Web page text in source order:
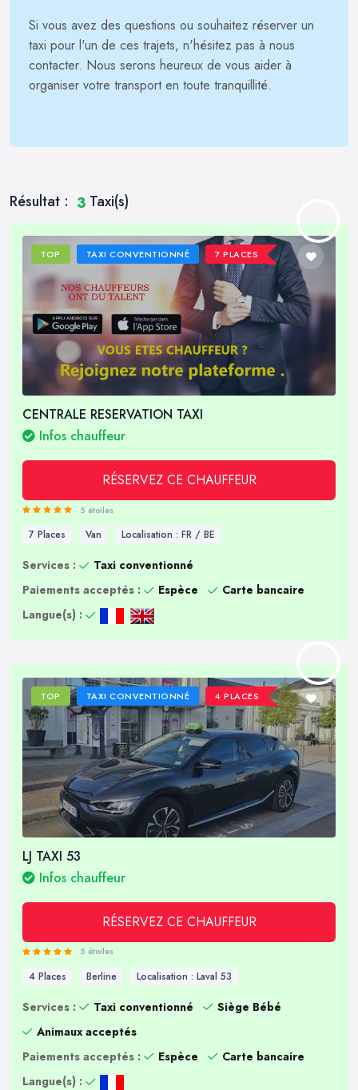
Si vous avez des questions ou souhaitez réserver un
taxi pour l'un de ces trajets, n'hésitez pas à nous
contacter. Nous serons heureux de vous aider à
organiser votre transport en toute tranquillité.
Résultat : 3 Taxi(s)
TOP TAXI CONVENTIONNÉ 7 PLACES
CENTRALE RESERVATION TAXI
Infos chauffeur
RÉSERVEZ CE CHAUFFEUR
5 étoiles
7 Places Van Localisation : FR / BE
Services :
Taxi conventionné
Paiements acceptés :
Espèce
Carte bancaire
Langue(s) :
TOP TAXI CONVENTIONNÉ 4 PLACES
LJ TAXI 53
Infos chauffeur
RÉSERVEZ CE CHAUFFEUR
5 étoiles
4 Places Berline Localisation : Laval 53
Services : Taxi conventionné
Siège Bébé
Animaux acceptés
Paiements acceptés :
Espèce
Carte bancaire
Langue(s) :